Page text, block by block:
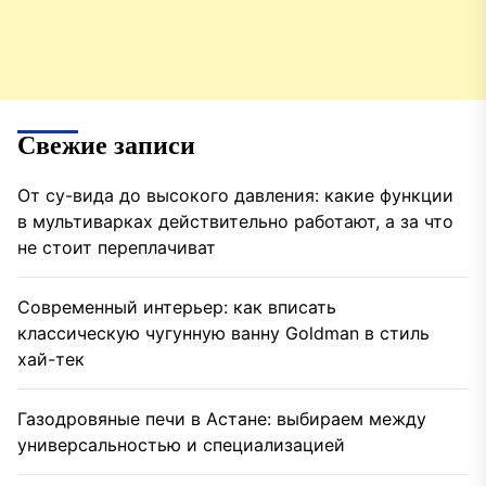
Свежие записи
От су-вида до высокого давления: какие функции
в мультиварках действительно работают, а за что
не стоит переплачиват
Современный интерьер: как вписать
классическую чугунную ванну Goldman в стиль
хай-тек
Газодровяные печи в Астане: выбираем между
универсальностью и специализацией